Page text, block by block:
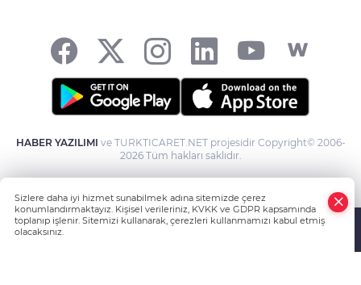
HABER YAZILIMI ve TURKTICARET.NET projesidir Copyright© 2006-
2026 Tüm hakları saklıdır.
Sizlere daha iyi hizmet sunabilmek adına sitemizde çerez
konumlandırmaktayız. Kişisel verileriniz, KVKK ve GDPR kapsamında
toplanıp işlenir. Sitemizi kullanarak, çerezleri kullanmamızı kabul etmiş
olacaksınız.